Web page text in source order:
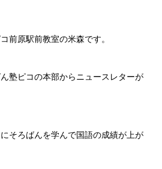
前原駅前教室の米森です。
塾ピコの本部からニュースレターが
そろばんを学んで国語の成績が上が